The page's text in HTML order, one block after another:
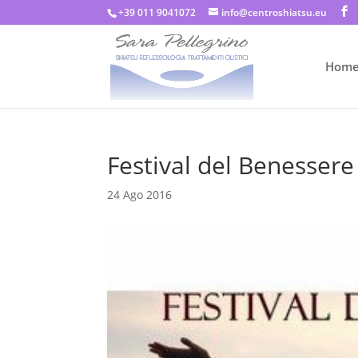
+39 011 9041072 info@centroshiatsu.eu
Festival del
24 Ago 2016